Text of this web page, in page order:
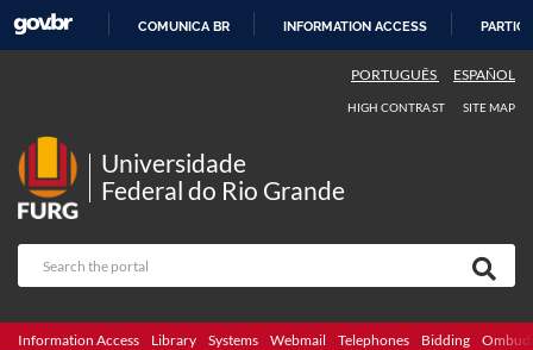
COMUNICA BR INFORMATION ACCESS
PORTUGUÊS ESPAÑOL
HIGH CONTRAST SITE MAP
Universidade
Federal do Rio Grande
Information Access Library Systems Webmail Telephones Bidding